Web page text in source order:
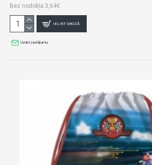
Bez nodokļa:3,64€
IELIKT GROZĀ
Uzdot jautājumu